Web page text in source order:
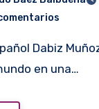
en una…